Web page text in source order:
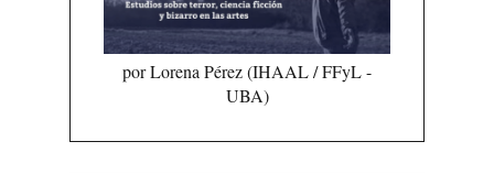
por Lorena Pérez (IHAAL / FFyL -
UBA)